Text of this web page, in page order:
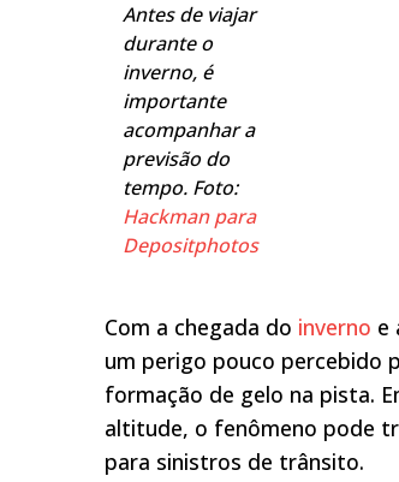
Antes de viajar
durante o
inverno, é
importante
acompanhar a
previsão do
tempo. Foto:
Hackman para
Depositphotos
Com a chegada do inverno e
um perigo pouco percebido
formação de gelo na pista.
altitude, o fenômeno pode
para sinistros de trânsito.